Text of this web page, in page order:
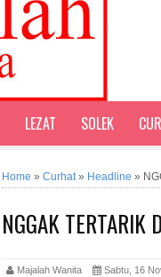
LEZAT SOLEK
Home » Curhat» Headline »
NGGAK TERTARIK
Majalah Wanita Sabtu, 16